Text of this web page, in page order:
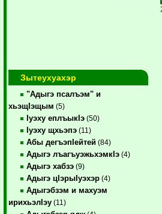
Зытеухуахэр
"Адыгэ псалъэм" и
хьэщIэщым (5)
Iуэху еплъыкIэ (50)
Iуэху щхьэпэ (11)
Абы дегъэпIейтей (84)
Адыгэ лъагъуэжьхэмкIэ (4)
Адыгэ хабзэ (9)
Адыгэ цIэрыIуэхэр (4)
Адыгэбзэм и махуэм
ирихьэлIэу (11)